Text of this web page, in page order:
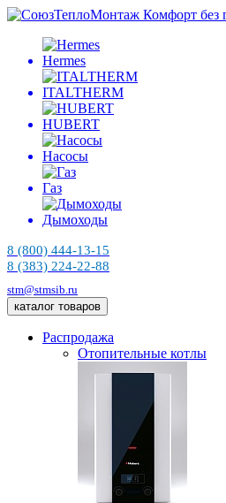
Комфорт без
Hermes
ITALTHERM
HUBERT
Насосы
Газ
Дымоходы
8 (800) 444-13-15
8 (383) 224-22-88
stm@stmsib.ru
каталог товаров
Распродажа
Отопительные котлы